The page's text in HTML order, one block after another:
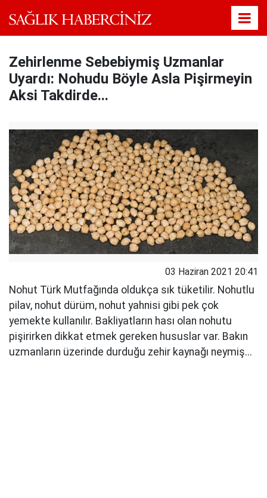
Zehirlenme Sebebiymiş Uzmanlar
Uyardı: Nohudu Böyle Asla Pişirmeyin
Aksi Takdirde...
03 Haziran 2021 20:41
Nohut Türk Mutfağında oldukça sık tüketilir. Nohutlu
pilav, nohut dürüm, nohut yahnisi gibi pek çok
yemekte kullanılır. Bakliyatların hası olan nohutu
pişirirken dikkat etmek gereken hususlar var. Bakın
uzmanların üzerinde durduğu zehir kaynağı neymiş...